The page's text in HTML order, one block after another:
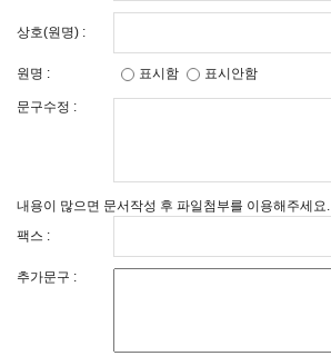
상호(원명) :
원명 : 표시함 표시안함
문구수정 :
내용이 많으면 문서작성 후 파일첨부를 이용해주세요.
팩스 :
추가문구 :